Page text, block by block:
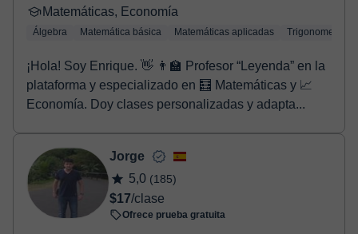
Matemáticas, Economía
Álgebra Matemática básica Matemáticas aplicadas Trigonometría
¡Hola! Soy Enrique. 👋 👨‍🏫 Profesor “Leyenda” en la
plataforma y especializado en 🧮 Matemáticas y 📈
Economía. Doy clases personalizadas y adapta...
Jorge
5,0 (185)
$17/clase
Ofrece prueba gratuita